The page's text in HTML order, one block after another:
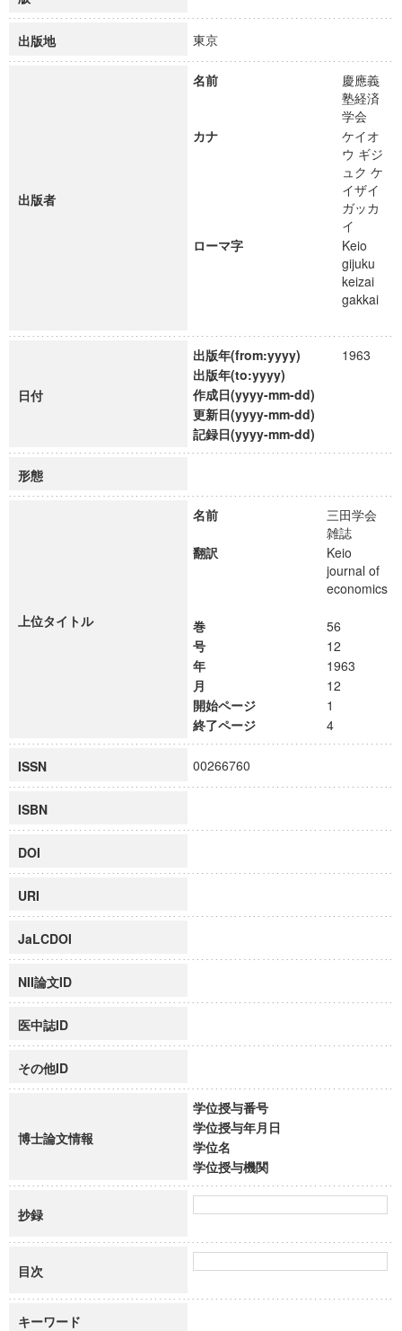
出版地 東京
出版者
名前
慶應義
塾経済
学会
カナ
ケイオ
ウ ギジ
ュク ケ
イザイ
ガッカ
イ
ローマ字
Keio
gijuku
keizai
gakkai
日付
出版年(from:yyyy)
1963
出版年(to:yyyy)
作成日(yyyy-mm-dd)
更新日(yyyy-mm-dd)
記録日(yyyy-mm-dd)
形態
上位タイトル
名前
三田学会
雑誌
翻訳
Keio
journal of
economics
巻
56
号
12
年
1963
月
12
開始ページ
1
終了ページ
4
ISSN 00266760
ISBN
DOI
URI
JaLCDOI
NII論文ID
医中誌ID
その他ID
博士論文情報
学位授与番号
学位授与年月日
学位名
学位授与機関
抄録
目次
キーワード